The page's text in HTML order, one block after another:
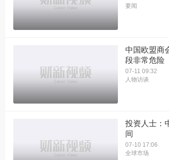
要闻
中国欧盟商
段非常危险
07-11 09:32
人物访谈
投资人士：
间
07-10 17:06
全球市场